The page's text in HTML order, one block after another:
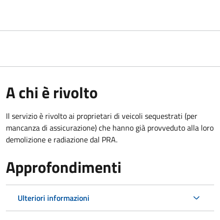
A chi è rivolto
Il servizio è rivolto ai proprietari di veicoli sequestrati (per
mancanza di assicurazione) che hanno già provveduto alla loro
demolizione e radiazione dal PRA.
Approfondimenti
Ulteriori informazioni